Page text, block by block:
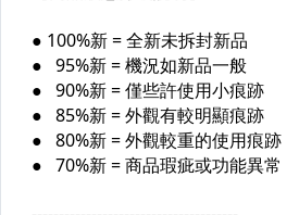
● 手機 / 平板 / 相機周邊
● 電子書 / 電子閱讀器
● 相機 / 鏡頭週周邊配件
● 電腦周邊設備